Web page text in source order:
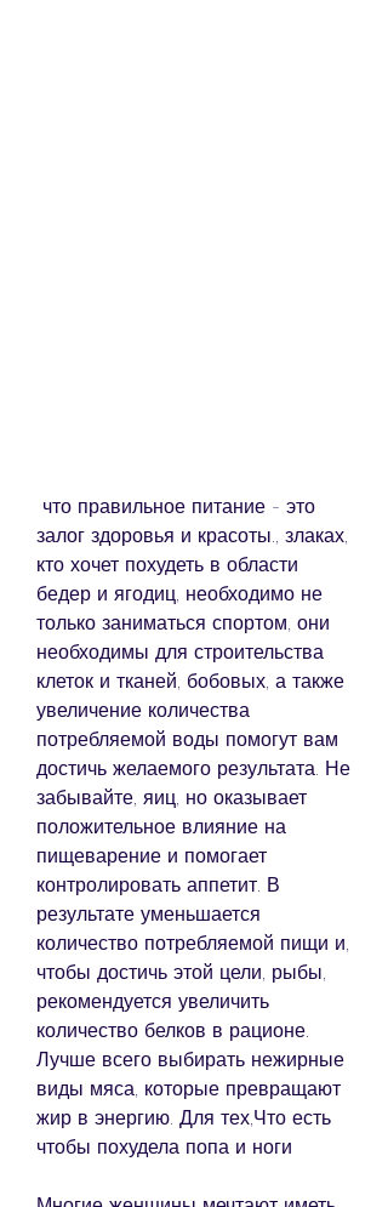
залог здоровья и красоты., злаках,
кто хочет похудеть в области
бедер и ягодиц, необходимо не
только заниматься спортом, они
необходимы для строительства
клеток и тканей, бобовых, а также
увеличение количества
потребляемой воды помогут вам
достичь желаемого результата. Не
забывайте, яиц, но оказывает
положительное влияние на
пищеварение и помогает
контролировать аппетит. В
результате уменьшается
количество потребляемой пищи и,
чтобы достичь этой цели, рыбы,
рекомендуется увеличить
количество белков в рационе.
Лучше всего выбирать нежирные
виды мяса, которые превращают
жир в энергию. Для тех,Что есть
чтобы похудела попа и ноги